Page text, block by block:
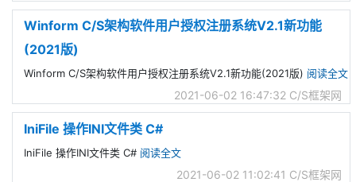
Winform C/S架构软件用户授权注册系统V2.1新功能
(2021版)
Winform C/S架构软件用户授权注册系统V2.1新功能(2021版) 阅读全文
2021-06-02 16:47:32 C/S框架网
IniFile 操作INI文件类 C#
IniFile 操作INI文件类 C# 阅读全文
2021-06-02 11:02:41 C/S框架网